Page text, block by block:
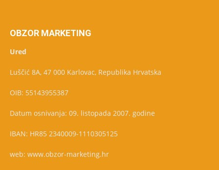
OBZOR MARKETING
Ured
Luščić 8A, 47 000 Karlovac, Republika Hrvatska
OIB: 55143955387
Datum osnivanja: 09. listopada 2007. godine
IBAN: HR85 2340009-1110305125
web: www.obzor-marketing.hr